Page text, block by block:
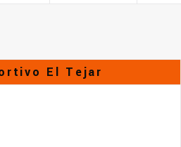
El Tejar